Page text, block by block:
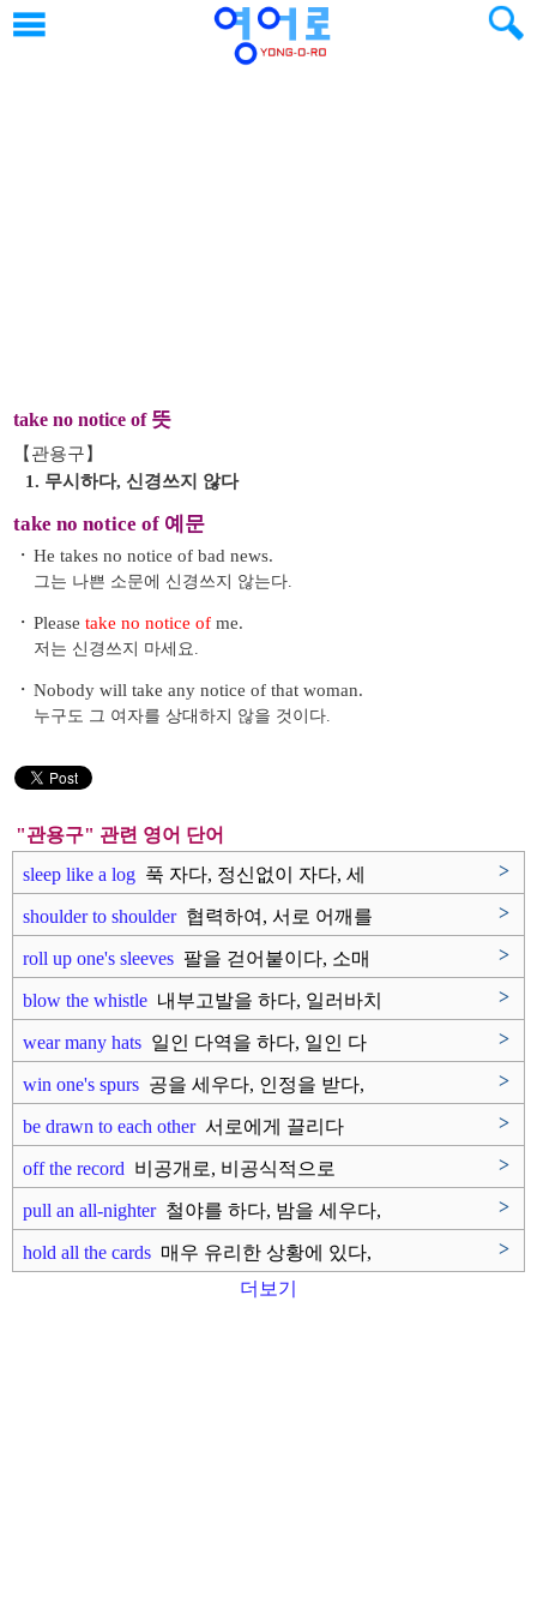
take no notice of뜻
【관용구】
1. 무시하다, 신경쓰지 않다
take no notice of 예문
・ He takes no notice of bad news.
그는 나쁜 소문에 신경쓰지 않는다.
・ Please take no notice of me.
저는 신경쓰지 마세요.
・ Nobody will take any notice of that woman.
누구도 그 여자를 상대하지 않을 것이다.
"관용구" 관련 영어 단어
sleep like a log 푹 자다, 정신없이 자다, 세
>
shoulder to shoulder협력하여, 서로 어깨를
>
roll up one's sleeves 팔을 걷어붙이다, 소매
>
blow the whistle 내부고발을 하다, 일러바치
>
wear many hats 일인 다역을 하다, 일인 다
>
win one's spurs 공을 세우다, 인정을 받다,
>
be drawn to each other서로에게 끌리다 >
off the record 비공개로, 비공식적으로 >
pull an all-nighter철야를 하다, 밤을 세우다,
>
hold all the cards 매우 유리한 상황에 있다,
>
더보기